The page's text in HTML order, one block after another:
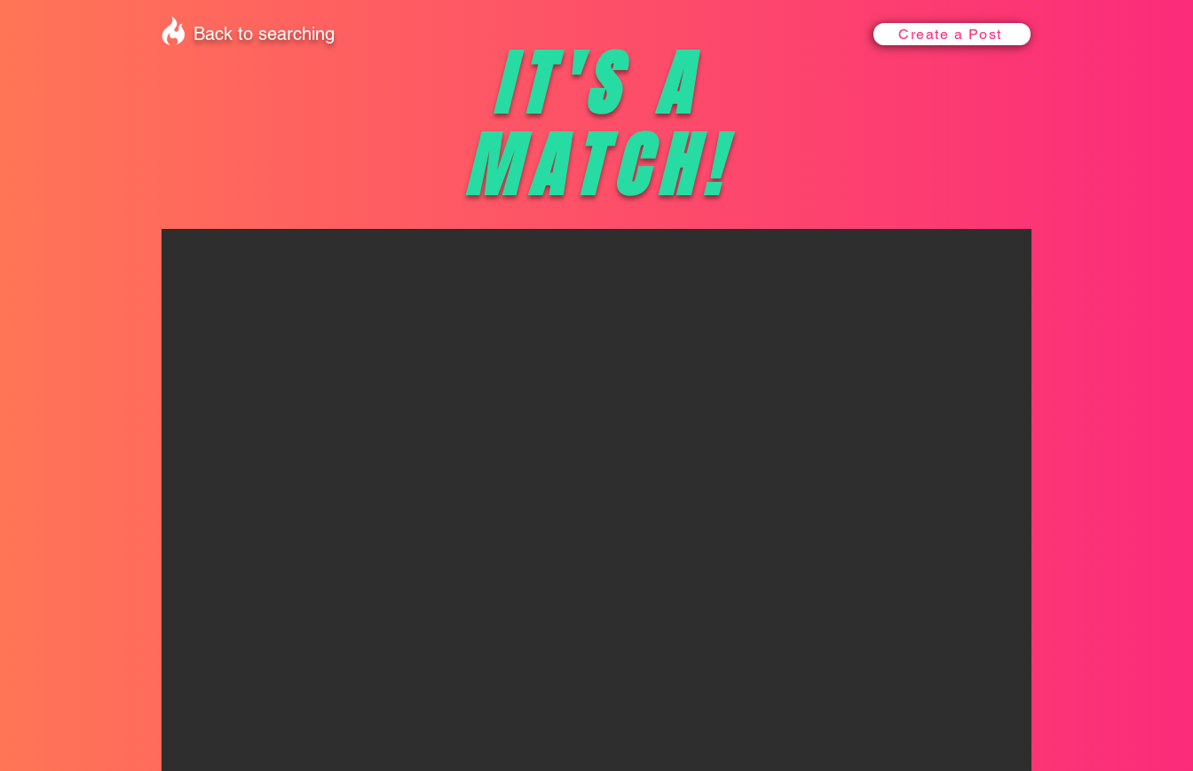
Back to searching Create a Post
IT'S A
MATCH!